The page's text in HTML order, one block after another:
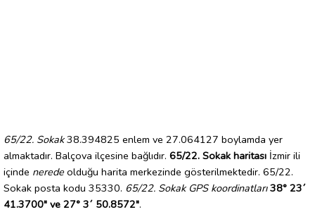
65/22. Sokak38.394825 enlem ve 27.064127 boylamda yer
almaktadır. Balçova ilçesine bağlıdır. 65/22. Sokak haritası İzmir ili
içinde nerede olduğu harita merkezinde gösterilmektedir. 65/22.
Sokak posta kodu 35330. 65/22. Sokak GPS koordinatları 38° 23´
41.3700" ve 27° 3´ 50.8572".